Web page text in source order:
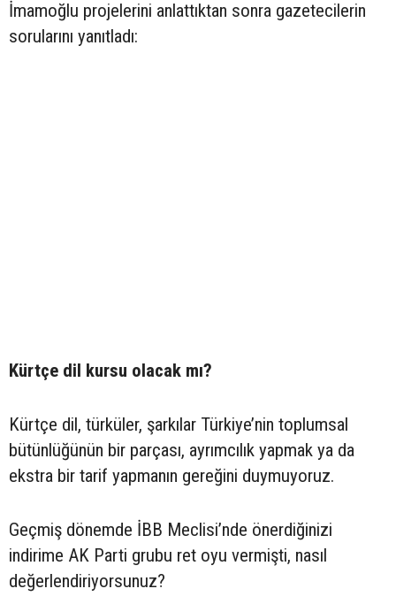
İmamoğlu projelerini anlattıktan sonra gazetecilerin
sorularını yanıtladı:
Kürtçe dil kursu olacak mı?
Kürtçe dil, türküler, şarkılar Türkiye’nin toplumsal
bütünlüğünün bir parçası, ayrımcılık yapmak ya da
ekstra bir tarif yapmanın gereğini duymuyoruz.
Geçmiş dönemde İBB Meclisi’nde önerdiğinizi
indirime AK Parti grubu ret oyu vermişti, nasıl
değerlendiriyorsunuz?